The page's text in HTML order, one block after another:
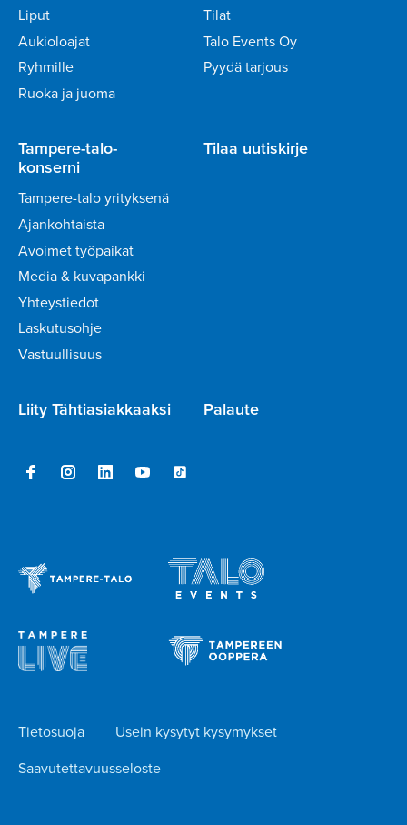
Liput
Aukioloajat
Ryhmille
Ruoka ja juoma
Tilat
Talo Events Oy
Pyydä tarjous
Tampere-talo-
konserni
Tampere-talo yrityksenä
Ajankohtaista
Avoimet työpaikat
Media & kuvapankki
Yhteystiedot
Laskutusohje
Vastuullisuus
Tilaa uutiskirje
Liity Tähtiasiakkaaksi Palaute
Tietosuoja
Usein kysytyt kysymykset
Saavutettavuusseloste